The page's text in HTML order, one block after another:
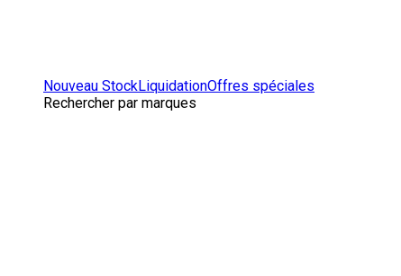
Nouveau StockLiquidationOffres spéciales
Rechercher par marques